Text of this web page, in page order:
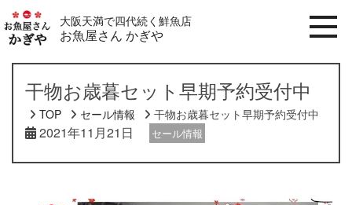
大阪天満で四代続く鮮魚店
お魚屋さん かぎや
干物お歳暮セット早期予約受付中
TOP セール情報 干物お歳暮セット早期予約受付中
2021年11月21日 セール情報